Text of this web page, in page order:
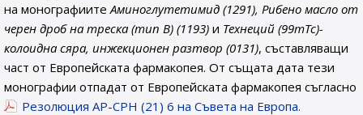
на монографиитеАминоглутетимид (1291), Рибено масло от
черен дроб на треска (тип В) (1193) и Технеций (99mTc)-
колоидна сяра, инжекционен разтвор (0131), съставляващи
част от Европейската фармакопея. От същата дата тези
монографии отпадат от Европейската фармакопея съгласно
Резолюция AP-CPH (21) 6 на Съвета на Европа.